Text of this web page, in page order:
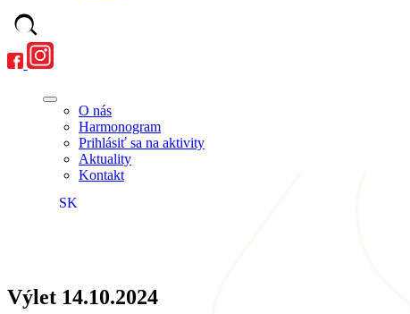
O nás
Harmonogram
Prihlásiť sa na aktivity
Aktuality
Kontakt
SK
Výlet 14.10.2024